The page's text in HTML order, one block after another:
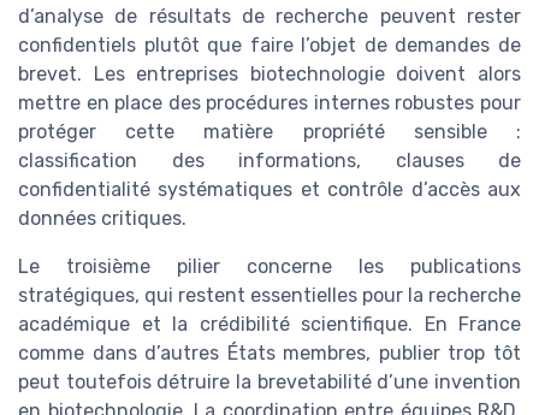
d’analyse de résultats de recherche peuvent rester
confidentiels plutôt que faire l’objet de demandes de
brevet. Les entreprises biotechnologie doivent alors
mettre en place des procédures internes robustes pour
protéger cette matière propriété sensible :
classification des informations, clauses de
confidentialité systématiques et contrôle d’accès aux
données critiques.
Le troisième pilier concerne les publications
stratégiques, qui restent essentielles pour la recherche
académique et la crédibilité scientifique. En France
comme dans d’autres États membres, publier trop tôt
peut toutefois détruire la brevetabilité d’une invention